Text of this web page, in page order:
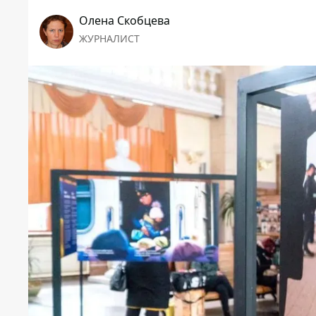
Олена Скобцева
ЖУРНАЛИСТ